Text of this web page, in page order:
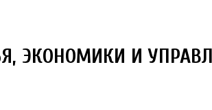
ЭКОНОМИКИ И